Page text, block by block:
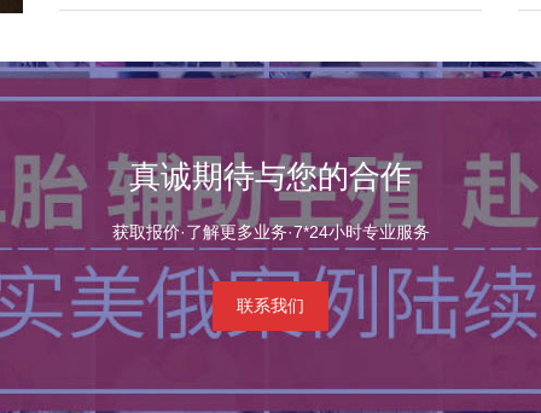
真诚期待与您的合作
获取报价·了解更多业务·7*24小时专业服务
联系我们